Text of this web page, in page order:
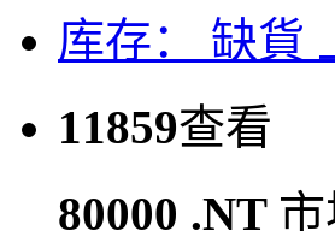
库存： 缺貨
11859查看
80000 .NT 市